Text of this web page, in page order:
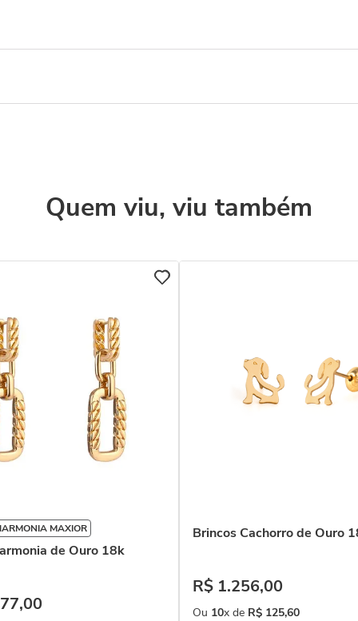
Quem viu, viu também
MAXIOR
de Ouro 18k
,00
Brincos Cachorro de Ouro
R$ 1.256,00
Ou 10x de R$ 125,60